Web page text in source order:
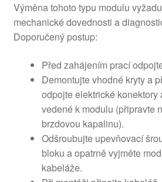
Výměna tohoto typu modulu
mechanické dovednosti a
Doporučený postup:
Před zahájením prací
Demontujte vhodné kryty a
odpojte elektrické konektory
vedené k modulu (připravte
brzdovou kapalinu).
Odšroubujte upevňovací
bloku a opatrně vyjměte
kabeláže.